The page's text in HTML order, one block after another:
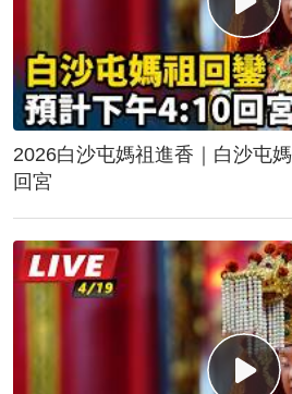
2026白沙屯媽祖進香｜白沙屯媽祖回鑾 預
回宮